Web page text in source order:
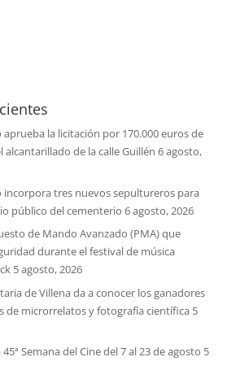
la licitación por 170.000 euros de
alcantarillado de la calle Guillén 6 agosto,
incorpora tres nuevos sepultureros para
público del cementerio 6 agosto, 2026
de Mando Avanzado (PMA) que
durante el festival de música
5 agosto, 2026
de Villena da a conocer los ganadores
de microrrelatos y fotografía científica 5
Semana del Cine del 7 al 23 de agosto 5